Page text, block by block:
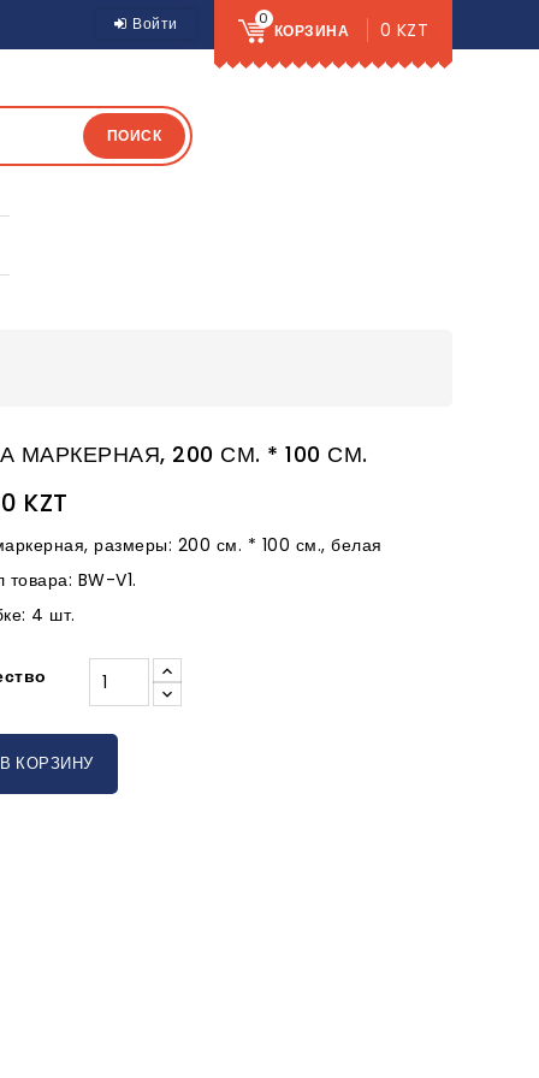
0
КОРЗИНА 0 KZT
Войти
ПОИСК
МАРКЕРНАЯ, 200 СМ. * 100 СМ.
KZT
размеры: 200 см. * 100 см., белая
товара: BW-V1.
4 шт.
В КОРЗИНУ